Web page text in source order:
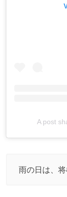
A post
雨の日は、将